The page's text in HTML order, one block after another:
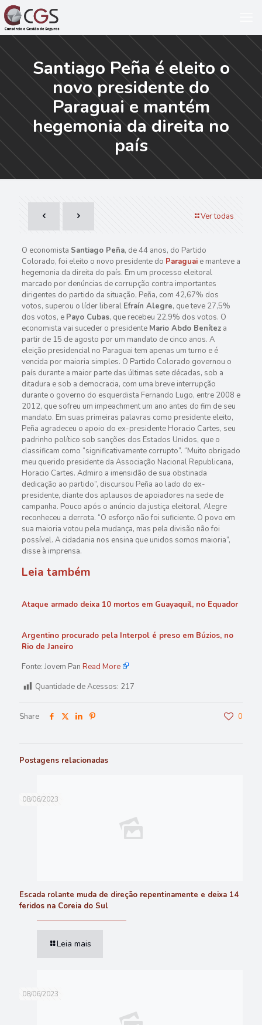
Santiago Peña é eleito o
novo presidente do
Paraguai e mantém
hegemonia da direita no
país
Ver todas
O economista Santiago Peña, de 44 anos, do Partido
Colorado, foi eleito o novo presidente do Paraguaie manteve a
hegemonia da direita do país. Em um processo eleitoral
marcado por denúncias de corrupção contra importantes
dirigentes do partido da situação, Peña, com 42,67% dos
votos, superou o líder liberal Efraín Alegre, que teve 27,5%
dos votos, e Payo Cubas, que recebeu 22,9% dos votos. O
economista vai suceder o presidente Mario Abdo Beníteza
partir de 15 de agosto por um mandato de cinco anos. A
eleição presidencial no Paraguai tem apenas um turno e é
vencida por maioria simples. O Partido Colorado governou o
país durante a maior parte das últimas sete décadas, sob a
ditadura e sob a democracia, com uma breve interrupção
durante o governo do esquerdista Fernando Lugo, entre 2008 e
2012, que sofreu um impeachment um ano antes do fim de seu
mandato. Em suas primeiras palavras como presidente eleito,
Peña agradeceu o apoio do ex-presidente Horacio Cartes, seu
padrinho político sob sanções dos Estados Unidos, que o
classificam como “significativamente corrupto”. “Muito obrigado
meu querido presidente da Associação Nacional Republicana,
Horacio Cartes. Admiro a imensidão de sua obstinada
dedicação ao partido”, discursou Peña ao lado do ex-
presidente, diante dos aplausos de apoiadores na sede de
campanha. Pouco após o anúncio da justiça eleitoral, Alegre
reconheceu a derrota. “O esforço não foi suficiente. O povo em
sua maioria votou pela mudança, mas pela divisão não foi
possível. A cidadania nos ensina que unidos somos maioria”,
disse à imprensa.
Leia também
Ataque armado deixa 10 mortos em Guayaquil, no Equador
Argentino procurado pela Interpol é preso em Búzios, no
Rio de Janeiro
Fonte: Jovem Pan Read More
Quantidade de Acessos: 217
Share 0
Postagens relacionadas
08/06/2023
Escada rolante muda de direção repentinamente e deixa 14
feridos na Coreia do Sul
Leia mais
08/06/2023